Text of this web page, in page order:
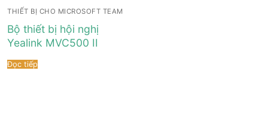
Tài liệu hướng dẫn
Tài liệu hướng dẫn
Điện thoại IP Phone
Đại lý
Tin tức
Sự kiện
THIẾT BỊ CHO MICROSOFT TEAM
Bộ thiết bị hội nghị
Yealink MVC500 II
Đọc tiếp